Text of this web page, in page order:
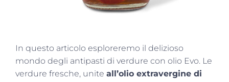
In questo articolo esploreremo il delizioso
mondo degli antipasti di verdure con olio Evo. Le
verdure fresche, unite all’olio extravergine di